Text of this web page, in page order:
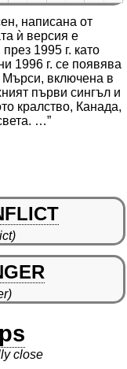
написана от
ѝ версия е
1995 г. като
1996 г. се появява
Мърси, включена в
първи сингъл и
кралство, Канада,
…”
close